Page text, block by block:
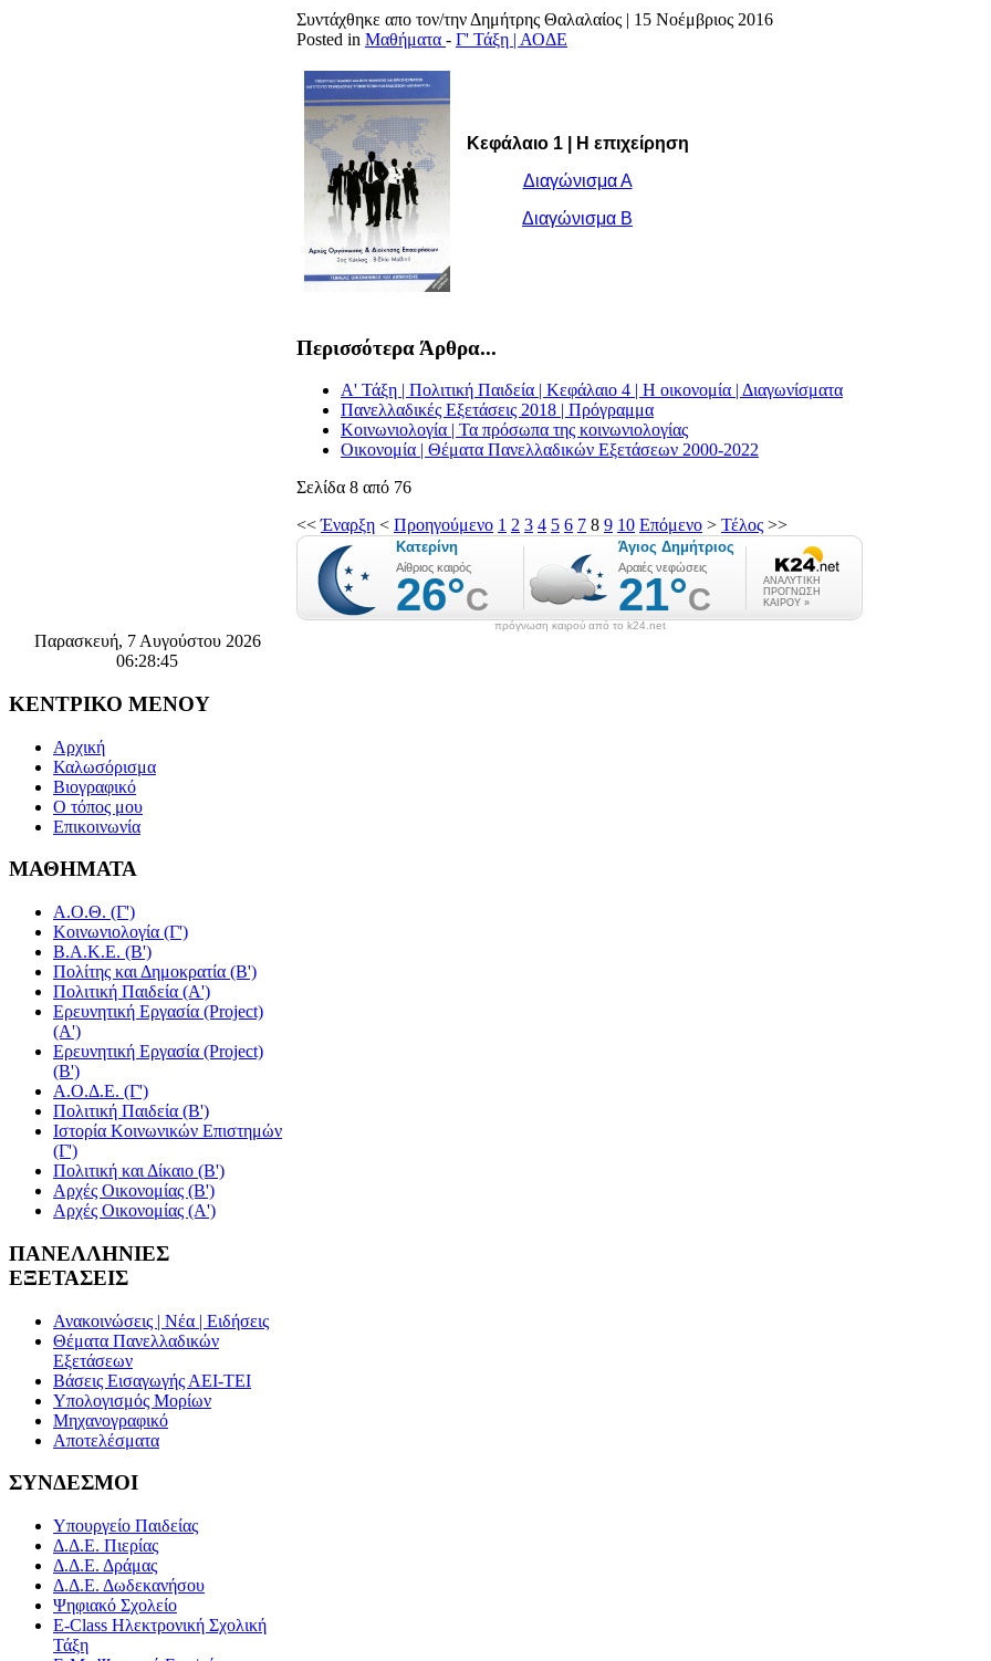
Συντάχθηκε απο τον/την Δημήτρης Θαλαλαίος | 15 Νοέμβριος 2016
Posted in Μαθήματα - Γ' Τάξη | ΑΟΔΕ
Κεφάλαιο 1 | Η επιχείρηση
Διαγώνισμα Α
Διαγώνισμα Β
Περισσότερα Άρθρα...
Α' Τάξη | Πολιτική Παιδεία | Κεφάλαιο 4 | Η οικονομία | Διαγωνίσματα
Πανελλαδικές Εξετάσεις 2018 | Πρόγραμμα
Κοινωνιολογία | Τα πρόσωπα της κοινωνιολογίας
Οικονομία | Θέματα Πανελλαδικών Εξετάσεων 2000-2022
Σελίδα 8 από 76
<<Έναρξη < Προηγούμενο 1 2 3 4 5 6 7 8 9 10 Επόμενο > Τέλος >>
πρόγνωση καιρού από το k24.net
Παρασκευή, 7 Αυγούστου 2026
06:28:46
ΚΕΝΤΡΙΚΟ ΜΕΝΟΥ
Αρχική
Καλωσόρισμα
Βιογραφικό
Ο τόπος μου
Επικοινωνία
ΜΑΘΗΜΑΤΑ
Α.Ο.Θ. (Γ')
Κοινωνιολογία (Γ')
Β.Α.Κ.Ε. (Β')
Πολίτης και Δημοκρατία (Β')
Πολιτική Παιδεία (A')
Ερευνητική Εργασία (Project)
(Α')
Ερευνητική Εργασία (Project)
(Β')
Α.Ο.Δ.Ε. (Γ')
Πολιτική Παιδεία (Β')
Ιστορία Κοινωνικών Επιστημών
(Γ')
Πολιτική και Δίκαιο (Β')
Αρχές Οικονομίας (Β')
Αρχές Οικονομίας (Α')
ΠΑΝΕΛΛΗΝΙΕΣ
ΕΞΕΤΑΣΕΙΣ
Ανακοινώσεις | Νέα | Ειδήσεις
Θέματα Πανελλαδικών
Εξετάσεων
Βάσεις Εισαγωγής ΑΕΙ-ΤΕΙ
Υπολογισμός Μορίων
Μηχανογραφικό
Αποτελέσματα
ΣΥΝΔΕΣΜΟΙ
Υπουργείο Παιδείας
Δ.Δ.Ε. Πιερίας
Δ.Δ.Ε. Δράμας
Δ.Δ.Ε. Δωδεκανήσου
Ψηφιακό Σχολείο
E-Class Ηλεκτρονική Σχολική
Τάξη